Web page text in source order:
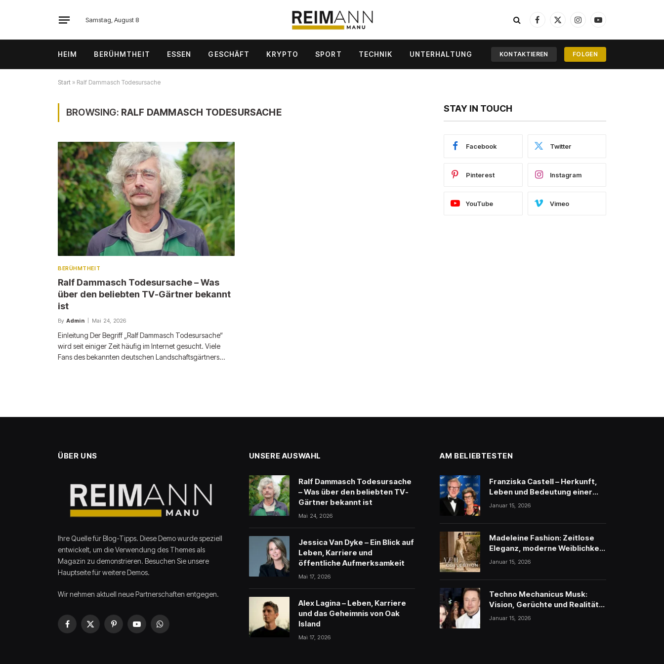
Samstag, August 8
Facebook
X
InstagramYouTube
HEIM BERÜHMTHEIT ESSEN GESCHÄFT KRYPTO SPORT TECHNIK UNTERHALTUNG KONTAKTIEREN FOLGEN
Start » Ralf Dammasch Todesursache
BROWSING: RALF DAMMASCH TODESURSACHE
BERÜHMTHEIT
Ralf Dammasch Todesursache – Was
über den beliebten TV-Gärtner bekannt
ist
By Admin Mai 24, 2026
Einleitung Der Begriff „Ralf Dammasch Todesursache“
wird seit einiger Zeit häufig im Internet gesucht. Viele
Fans des bekannten deutschen Landschaftsgärtners…
STAY IN TOUCH
Facebook Twitter
Pinterest Instagram
YouTube Vimeo
ÜBER UNS
Ihre Quelle für Blog-Tipps. Diese Demo wurde speziell
entwickelt, um die Verwendung des Themes als
Magazin zu demonstrieren. Besuchen Sie unsere
Hauptseite für weitere Demos.
Wir nehmen aktuell neue Partnerschaften entgegen.
Facebook
X
PinterestYouTubeWhatsApp
UNSERE AUSWAHL
Ralf Dammasch Todesursache
– Was über den beliebten TV-
Gärtner bekannt ist
Mai 24, 2026
Jessica Van Dyke – Ein Blick auf
Leben, Karriere und
öffentliche Aufmerksamkeit
Mai 17, 2026
Alex Lagina – Leben, Karriere
und das Geheimnis von Oak
Island
Mai 17, 2026
AM BELIEBTESTEN
Franziska Castell – Herkunft,
Leben und Bedeutung einer
traditionsreichen
Januar 15, 2026
Madeleine Fashion: Zeitlose
Eleganz, moderne Weiblichkeit
und stilvolle Inspiration
Januar 15, 2026
Techno Mechanicus Musk:
Vision, Gerüchte und Realität
hinter Elon Musks
Januar 15, 2026